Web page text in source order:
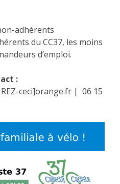
adhérents
du CC37, les moins
d’emploi.
:
ceci]orange.fr | 06 15